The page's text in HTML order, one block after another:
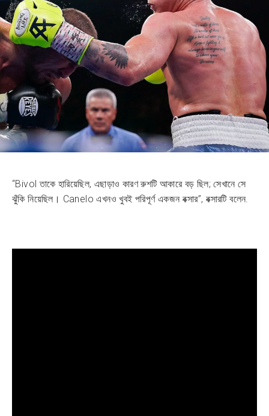
“Bivol তাকে হারিয়েছিল, এছাড়াও কারণ রুশটি আকারে বড় ছিল; সেখানে সে
ঝুঁকি নিয়েছিল। Canelo এখনও খুবই পরিপূর্ণ একজন বক্সার”, বক্সারটি বলেন.